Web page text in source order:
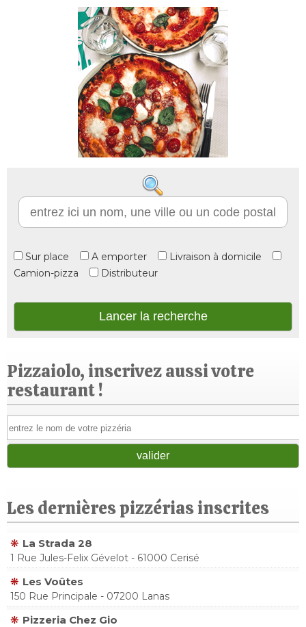
Sur place A emporter
Livraison à domicile
Camion-pizza
Distributeur
Pizzaiolo, inscrivez aussi votre
restaurant !
Les dernières pizzérias inscrites
La Strada 28
1 Rue Jules-Felix Gévelot - 61000 Cerisé
Les Voûtes
150 Rue Principale - 07200 Lanas
Pizzeria Chez Gio